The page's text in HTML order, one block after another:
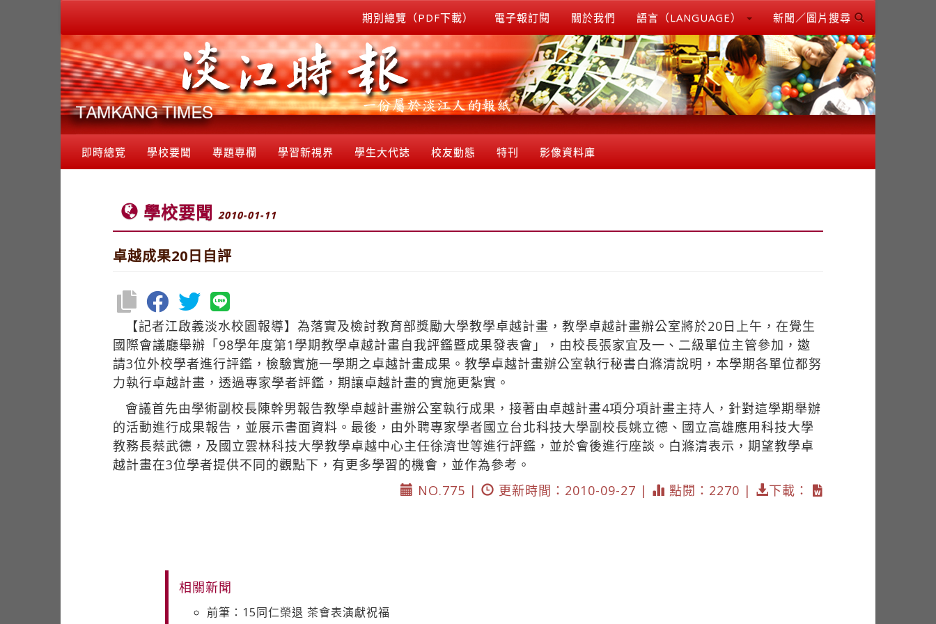
期別總覽（PDF下載） 電子報訂閱 關於我們 語言（LANGUAGE） 新聞／圖片搜尋
即時總覽 學校要聞 專題專欄 學習新視界 學生大代誌 校友動態 特刊 影像資料庫
學校要聞 2010-01-11
卓越成果20日自評
【記者江啟義淡水校園報導】為落實及檢討教育部獎勵大學教學卓越計畫，教學卓越計畫辦公室將於20日上午，在覺生
國際會議廳舉辦「98學年度第1學期教學卓越計畫自我評鑑暨成果發表會」，由校長張家宜及一、二級單位主管參加，邀
請3位外校學者進行評鑑，檢驗實施一學期之卓越計畫成果。教學卓越計畫辦公室執行秘書白滌清說明，本學期各單位都努
力執行卓越計畫，透過專家學者評鑑，期讓卓越計畫的實施更紮實。
會議首先由學術副校長陳幹男報告教學卓越計畫辦公室執行成果，接著由卓越計畫4項分項計畫主持人，針對這學期舉辦
的活動進行成果報告，並展示書面資料。最後，由外聘專家學者國立台北科技大學副校長姚立德、國立高雄應用科技大學
教務長蔡武德，及國立雲林科技大學教學卓越中心主任徐濟世等進行評鑑，並於會後進行座談。白滌清表示，期望教學卓
越計畫在3位學者提供不同的觀點下，有更多學習的機會，並作為參考。
NO.775 |
更新時間：2010-09-27 | 點閱：2270 | 下載：
相關新聞
前筆：15同仁榮退 茶會表演獻祝福